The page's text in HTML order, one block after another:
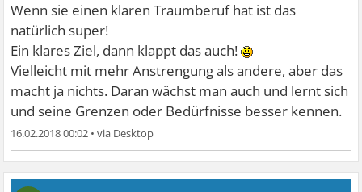
Wenn sie einen klaren Traumberuf hat ist das
natürlich super!
Ein klares Ziel, dann klappt das auch!
Vielleicht mit mehr Anstrengung als andere, aber das
macht ja nichts. Daran wächst man auch und lernt sich
und seine Grenzen oder Bedürfnisse besser kennen.
16.02.2018 00:02 •